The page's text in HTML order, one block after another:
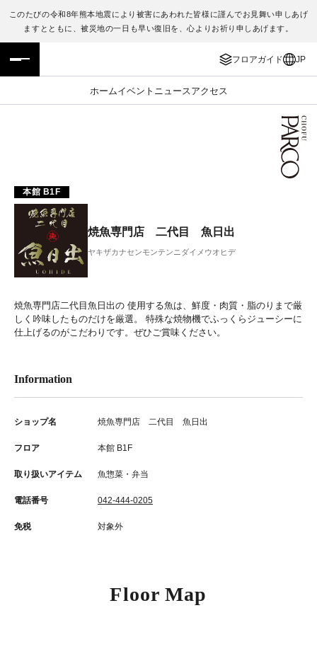
このたびの令和8年熊本地震により被害にあわれた皆様に謹んでお見舞い申しあげ
ますとともに、被災地の一日も早い復旧を、心よりお祈り申しあげます。
フロアガイド JP
ホームイベント ニュース アクセス
フロアガイド
施設案内・アクセス
TAX FREE
PARCOメンバーズ
ENGLISH
繁体字
日本語
本館 B1F
焼魚専門店 二代目 魚日出
ヤキザカナセンモンテンニダイメウオヒデ
焼魚専門店二代目魚日出の 使用する魚は、鮮度・肉質・脂のりまで厳
しく吟味したものだけを厳選。 特殊な焼物機でふっくらジューシーに
仕上げるのがこだわりです。ぜひご賞味ください。
Information
ショップ名 焼魚専門店 二代目 魚日出
フロア 本館 B1F
取り扱いアイテム 魚惣菜・弁当
電話番号 042-444-0205
免税 対象外
Floor Map